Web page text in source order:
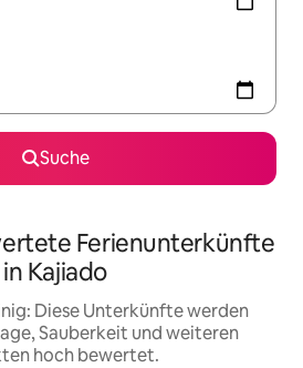
Suche
Ferienunterkünfte
in Kajiado
Diese Unterkünfte werden
Sauberkeit und weiteren
hoch bewertet.